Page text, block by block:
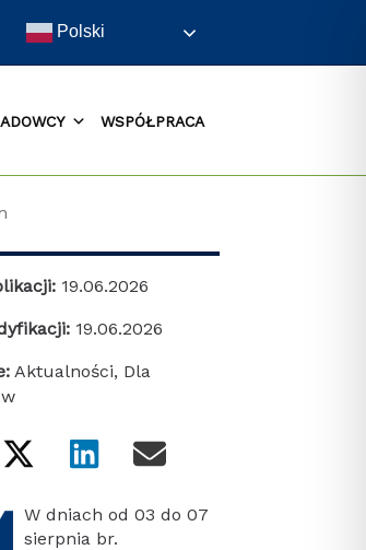
Polski
WSPÓŁPRACA
19.06.2026
19.06.2026
Aktualności, Dla
W dniach od 03 do 07
sierpnia br.